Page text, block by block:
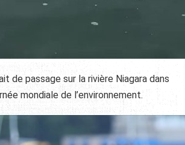
de passage sur la rivière Niagara dans
mondiale de l’environnement.